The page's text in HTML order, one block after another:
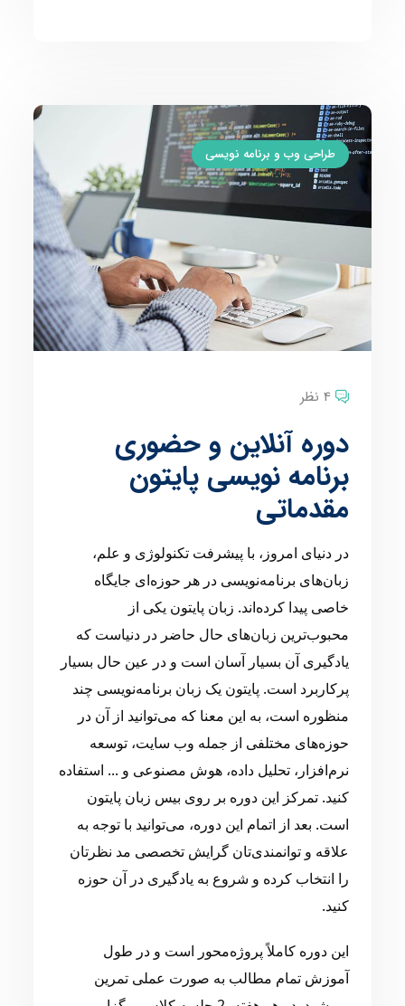
طراحی وب و برنامه نویسی
4 نظر
دوره آنلاین و حضوری
برنامه نویسی پایتون
مقدماتی
در دنیای امروز، با پیشرفت تکنولوژی و علم،
زبان‌های برنامه‌نویسی در هر حوزه‌ای جایگاه
خاصی پیدا کرده‌اند. زبان پایتون یکی از
محبوب‌ترین زبان‌های حال حاضر در دنیاست که
یادگیری آن بسیار آسان است و در عین حال بسیار
پرکاربرد است. پایتون یک زبان برنامه‌نویسی چند
منظوره است، به این معنا که می‌توانید از آن در
حوزه‌های مختلفی از جمله وب سایت، توسعه
نرم‌افزار، تحلیل داده، هوش مصنوعی و ... استفاده
کنید. تمرکز این دوره بر روی بیس زبان پایتون
است. بعد از اتمام این دوره، می‌توانید با توجه به
علاقه و توانمندی‌تان گرایش تخصصی مد نظرتان
را انتخاب کرده و شروع به یادگیری در آن حوزه
کنید.
این دوره کاملاً پروژه‌محور است و در طول
آموزش تمام مطالب به صورت عملی تمرین